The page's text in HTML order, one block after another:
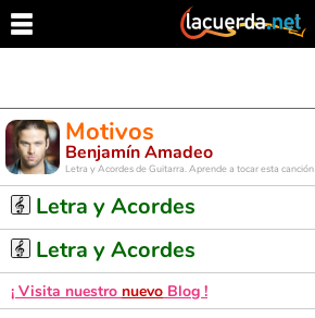
Motivos
Benjamín Amadeo
Letra y Acordes de Guitarra. Aprende a tocar esta canción
Letra y Acordes
Letra y Acordes
¡ Visita nuestro nuevo Blog !